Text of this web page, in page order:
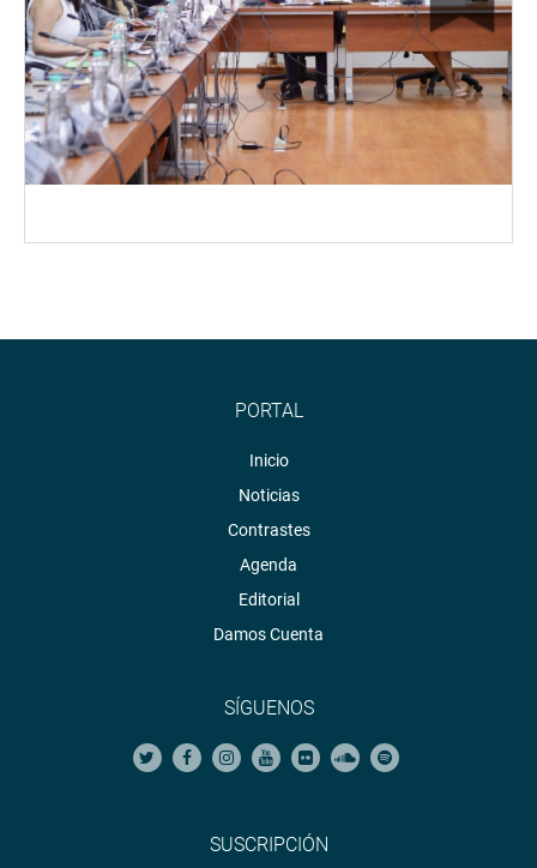
PORTAL
Inicio
Noticias
Contrastes
Agenda
Editorial
Damos Cuenta
SÍGUENOS
SUSCRIPCIÓN